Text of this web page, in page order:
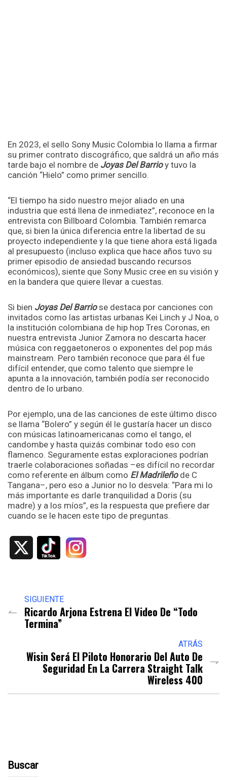
En 2023, el sello Sony Music Colombia lo llama a firmar
su primer contrato discográfico, que saldrá un año más
tarde bajo el nombre de Joyas Del Barrioy tuvo la
canción “Hielo” como primer sencillo.
“El tiempo ha sido nuestro mejor aliado en una
industria que está llena de inmediatez”, reconoce en la
entrevista con Billboard Colombia. También remarca
que, si bien la única diferencia entre la libertad de su
proyecto independiente y la que tiene ahora está ligada
al presupuesto (incluso explica que hace años tuvo su
primer episodio de ansiedad buscando recursos
económicos), siente que Sony Music cree en su visión y
en la bandera que quiere llevar a cuestas.
Si bien Joyas Del Barriose destaca por canciones con
invitados como las artistas urbanas Kei Linch y J Noa, o
la institución colombiana de hip hop Tres Coronas, en
nuestra entrevista Junior Zamora no descarta hacer
música con reggaetoneros o exponentes del pop más
mainstream. Pero también reconoce que para él fue
difícil entender, que como talento que siempre le
apunta a la innovación, también podía ser reconocido
dentro de lo urbano.
Por ejemplo, una de las canciones de este último disco
se llama “Bolero” y según él le gustaría hacer un disco
con músicas latinoamericanas como el tango, el
candombe y hasta quizás combinar todo eso con
flamenco. Seguramente estas exploraciones podrían
traerle colaboraciones soñadas –es difícil no recordar
como referente en álbum como El Madrileño de C
Tangana–, pero eso a Junior no lo desvela: “Para mi lo
más importante es darle tranquilidad a Doris (su
madre) y a los míos”, es la respuesta que prefiere dar
cuando se le hacen este tipo de preguntas.
SIGUIENTE
Ricardo Arjona Estrena El Video De “Todo
Termina”
ATRÁS
Wisin Será El Piloto Honorario Del Auto De
Seguridad En La Carrera Straight Talk
Wireless 400
Buscar